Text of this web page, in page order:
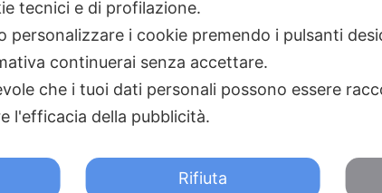
Pagamenti Sicuri
Webpesca è un brand Intent di Federico Andrenacci
da Google reCAPTCHA v3,Privacy Policy
tecnici e di profilazione.
personalizzare i cookie premendo i pulsanti
continuerai senza accettare.
che i tuoi dati personali possono essere
l'efficacia della pubblicità.
Rifiuta